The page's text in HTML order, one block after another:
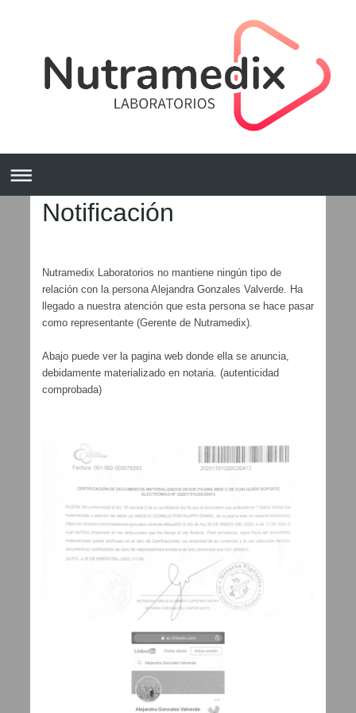
Notificación
Nutramedix Laboratorios no mantiene ningún tipo de
relación con la persona Alejandra Gonzales Valverde. Ha
llegado a nuestra atención que esta persona se hace pasar
como representante (Gerente de Nutramedix).
Abajo puede ver la pagina web donde ella se anuncia,
debidamente materializado en notaria. (autenticidad
comprobada)